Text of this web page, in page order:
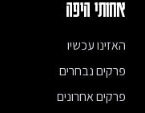
when you&#39;re in
השירים שהופיעו בפינה
אחותי היפה
האזינו עכשיו
פרקים נבחרים
פרקים אחרונים